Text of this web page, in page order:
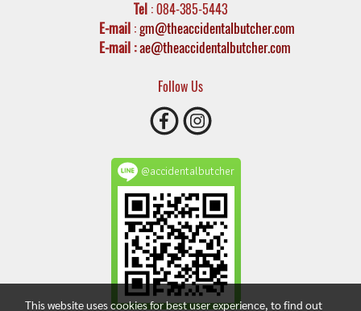
Tel : 084-385-5443
E-mail:gm@theaccidentalbutcher.com
E-mail :ae@theaccidentalbutcher.com
Follow Us
@accidentalbutcher
This website uses cookies for best user experience, to find out